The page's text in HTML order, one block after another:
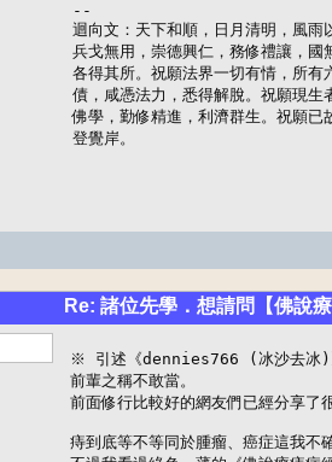
--
迴向文：天下和順，日月清明，風雨
兵戈無用，崇德興仁，務修禮讓，國
各得其所。祝願法界一切有情，所有
債，咸憑法力，悉得解脫。祝願現生
佛學，勤修精進，利濟群生。祝願已
登覺岸。
Re: 諸位先學．想請問【佛說
※ 引述《dennies766 (冰沙去冰)
前輩之稱不敢當。
前面修行比較好的網友們已經分享了
痔到底等不等同於腫瘤、癌症這我不